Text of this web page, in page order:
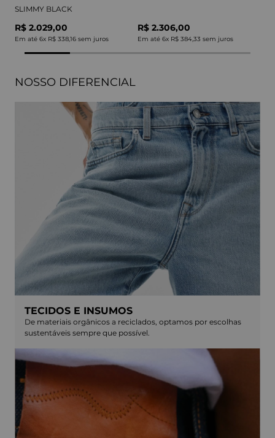
SLIMMY BLACK
R$ 2.029,00
Em até 6x R$ 338,16 sem juros
R$ 2.306,00
Em até 6x R$ 384,33 sem juros
NOSSO DIFERENCIAL
TECIDOS E INSUMOS
De materiais orgânicos a reciclados, optamos por escolhas
sustentáveis sempre que possível.